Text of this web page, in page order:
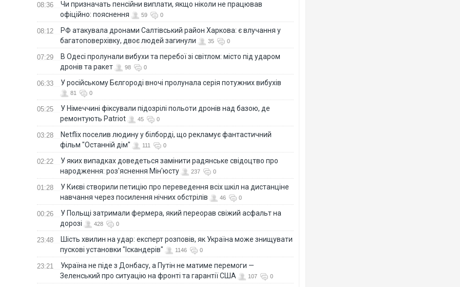
08:36
Чи призначать пенсійни виплати, якщо ніколи не працював
офіційно: пояснення
59 0
08:12
РФ атакувала дронами Салтівський район Харкова: є влучання у
багатоповерхівку, двоє людей загинули
35 0
07:29
В Одесі пролунали вибухи та перебої зі світлом: місто під ударом
дронів та ракет
98 0
06:33 У російському Бєлгороді вночі пролунала серія потужних вибухів
81 0
05:25
У Німеччині фіксували підозрілі польоти дронів над базою, де
ремонтують Patriot
45 0
03:28
Netflix поселив людину у білборді, що рекламує фантастичний
фільм "Останній дім"
111 0
02:22
У яких випадках доведеться замінити радянське свідоцтво про
народження: роз'яснення Мін'юсту
237 0
01:28
У Києві створили петицію про переведення всіх шкіл на дистанціне
навчання через посилення нічних обстрілів
46 0
00:26
У Польщі затримали фермера, який переорав свіжий асфальт на
дорозі
428 0
23:48
Шість хвилин на удар: експерт розповів, як Україна може знищувати
пускові установки "Іскандерів"
1146 0
23:21
Україна не піде з Донбасу, а Путін не матиме перемоги —
Зеленський про ситуацію на фронті та гарантії США
107 0
Одесу накрила потужна злива з